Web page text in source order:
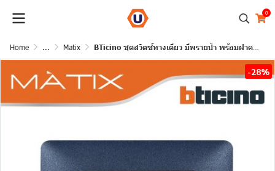
0
Home ... Matix BTicino ชุดสวิตซ์ทางเดียว มีพรายน้ำ พร้อมฝาครอบ 3ช่อง สีน้ำเงิน มาติกซ์ | Matix
-28%